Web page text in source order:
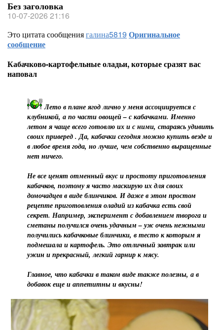
Без заголовка
10-07-2026 21:16
Это цитата сообщениягалина5819 Оригинальное
сообщение
Кабачково-картофельные оладьи, которые сразят вас
наповал
Лето в плане ягод лично у меня ассоциируется с
клубникой, а по части овощей – с кабачками. Именно
летом я чаще всего готовлю их и с ними, стараясь удивить
своих приверед . Да, кабачки сегодня можно купить везде и
в любое время года, но лучше, чем собственно выращенные
нет ничего.
Не все ценят отменный вкус и простоту приготовления
кабачков, поэтому я часто маскирую их для своих
домочадцев в виде блинчиков. И даже в этом простом
рецепте приготовления оладий из кабачка есть свой
секрет. Например, эксперимент с добавлением творога и
сметаны получился очень удачным – уж очень нежными
получились кабачковые блинчики, в тесто к которым я
подмешала и картофель. Это отличный завтрак или
ужин и прекрасный, легкий гарнир к мясу.
Главное, что кабачки в таком виде также полезны, а в
добавок еще и аппетитны и вкусны!